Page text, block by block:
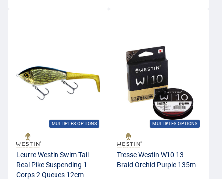
MULTIPLES OPTIONS
Leurre Westin Swim Tail
Real Pike Suspending 1
Corps 2 Queues 12cm
MULTIPLES OPTIONS
Tresse Westin W10 13
Braid Orchid Purple 135m